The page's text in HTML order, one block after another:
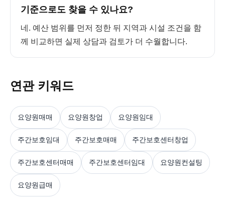
기준으로도 찾을 수 있나요?
네. 예산 범위를 먼저 정한 뒤 지역과 시설 조건을 함
께 비교하면 실제 상담과 검토가 더 수월합니다.
연관 키워드
요양원매매 요양원창업 요양원임대
주간보호임대 주간보호매매 주간보호센터창업
주간보호센터매매 주간보호센터임대 요양원컨설팅
요양원급매